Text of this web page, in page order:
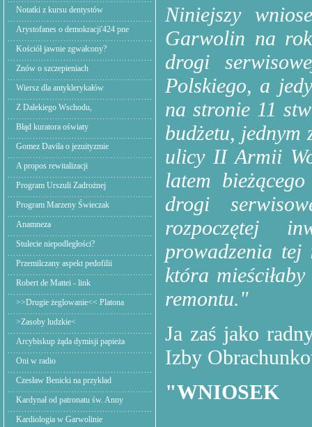
Notatki z kursu dentystów
Arystofanes o demokracji'424 pne
Kościół jawnie zgwałcony?
Znów o szczepieniach
Wiersz dla antyklerykałów
Z Dalekiego Wschodu,
Błąd kuratora oświaty
Gomez Davila o jezuityzmie
A propos rewitalizacji
Program Urszuli Zadrożnej
Program Marzeny Świeczak
Anamneza
Stulecie niepodległości?
Przemilczany aspekt pedofilii
Robert de Mattei - link
>>Drugie żeglowanie<< Platona
>Zasoby ludzkie<
Arcybiskup żąda dymisji papieża
Oni w radio
Czesław Benicki na przykład
Kardynał od patronatu św. Anny
Kardiologia w Garwolinie
Niniejszy
Garwolin na
drogi
Polskiego, a
na stronie 11
budżetu, jednym
ulicy II Armii
latem
drogi
rozpoczętej
prowadzenia tej
która
remontu."
Ja zaś jako
Izby
"WNIOSEK